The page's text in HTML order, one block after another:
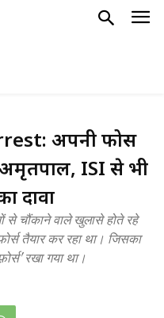
अपनी फोर्स
ISI से भी
दावा
से चौंकाने वाले खुलासे होते रहे
तैयार कर रहा था। जिसका
रखा गया था।